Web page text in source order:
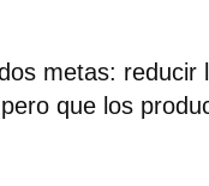
metas: reducir
que los